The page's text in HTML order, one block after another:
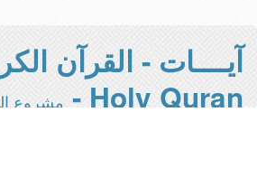
آيــــات - القرآن
Holy Quran -
مشروع